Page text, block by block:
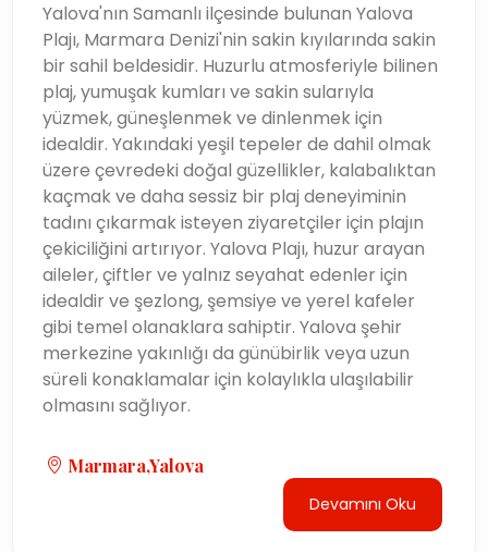
Yalova'nın Samanlı ilçesinde bulunan Yalova
Plajı, Marmara Denizi'nin sakin kıyılarında sakin
bir sahil beldesidir. Huzurlu atmosferiyle bilinen
plaj, yumuşak kumları ve sakin sularıyla
yüzmek, güneşlenmek ve dinlenmek için
idealdir. Yakındaki yeşil tepeler de dahil olmak
üzere çevredeki doğal güzellikler, kalabalıktan
kaçmak ve daha sessiz bir plaj deneyiminin
tadını çıkarmak isteyen ziyaretçiler için plajın
çekiciliğini artırıyor. Yalova Plajı, huzur arayan
aileler, çiftler ve yalnız seyahat edenler için
idealdir ve şezlong, şemsiye ve yerel kafeler
gibi temel olanaklara sahiptir. Yalova şehir
merkezine yakınlığı da günübirlik veya uzun
süreli konaklamalar için kolaylıkla ulaşılabilir
olmasını sağlıyor.
Marmara,Yalova
Devamını Oku